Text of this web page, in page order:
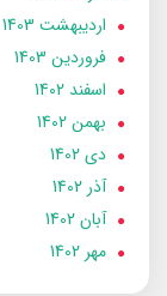
ارديبهشت 1403
فروردین 1403
اسفند 1402
بهمن 1402
دی 1402
آذر 1402
آبان 1402
مهر 1402